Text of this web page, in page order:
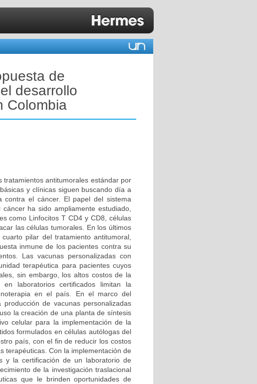
de
desarrollo
Colombia
antitumorales estándar por
y clínicas siguen buscando día a
contra el cáncer. El papel del sistema
ha sido ampliamente estudiado,
como Linfocitos T CD4 y CD8, células
las células tumorales. En los últimos
pilar del tratamiento antitumoral,
inmune de los pacientes contra su
Las vacunas personalizadas con
terapéutica para pacientes cuyos
sin embargo, los altos costos de la
laboratorios certificados limitan la
en el país. En el marco del
de vacunas personalizadas
la creación de una planta de síntesis
celular para la implementación de la
formulados en células autólogas del
país, con el fin de reducir los costos
terapéuticas. Con la implementación de
y la certificación de un laboratorio de
de la investigación traslacional
que le brinden oportunidades de